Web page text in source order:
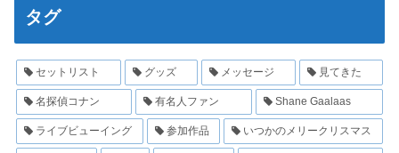
タグ
セットリスト グッズ メッセージ 見てきた
名探偵コナン 有名人ファン Shane Gaalaas
ライブビューイング 参加作品 いつかのメリークリスマス